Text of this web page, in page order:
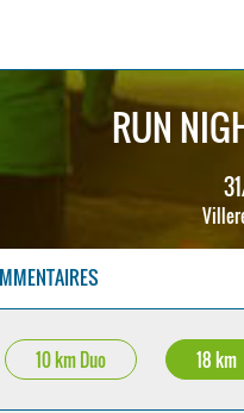
RUN
10 km Duo 18 km